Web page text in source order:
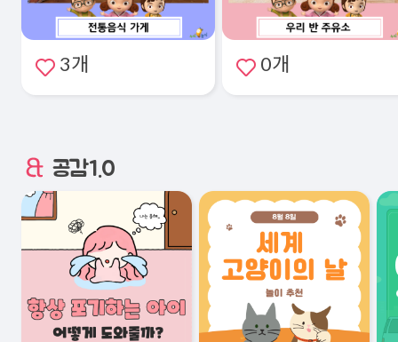
3개 0개
공감1.0